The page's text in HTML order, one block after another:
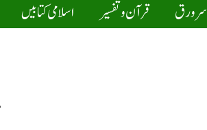
سرورق قرآن و تفسیر اسلامی کتابیں